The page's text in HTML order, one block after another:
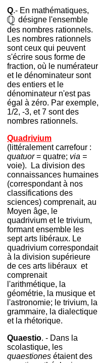
Q.- En mathématiques,
désigne l'ensemble
des nombres rationnels.
Les nombres rationnels
sont ceux qui peuvent
s'écrire sous forme de
fraction, où le numérateur
et le dénominateur sont
des entiers et le
dénominateur n'est pas
égal à zéro. Par exemple,
1/2, -3, et 7 sont des
nombres rationnels.
Quadrivium
(littéralement carrefour :
quatuor= quatre; via =
voie). La division des
connaissances humaines
(correspondant à nos
classifications des
sciences) comprenait, au
Moyen âge, le
quadrivium et le trivium,
formant ensemble les
sept arts libéraux. Le
quadrivium correspondait
à la division supérieure
de ces arts libéraux et
comprenait
l'arithmétique, la
géométrie, la musique et
l'astronomie; le trivium, la
grammaire, la dialectique
et la rhétorique.
Quaestio. - Dans la
scolastique, les
quaestiones étaient des